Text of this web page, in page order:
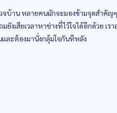
บ้าน หลายคนมักจะมองข้ามจุดสำคัญ
มยังเสียเวลาหาช่างที่ไว้ใจได้อีกด้วย
ละต้องมานั่งกลุ้มใจกันทีหลัง